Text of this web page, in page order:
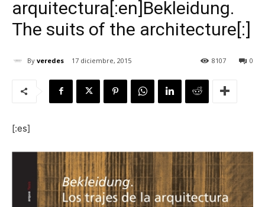
arquitectura[:en]Bekleidung.
The suits of the architecture[:]
By veredes 17 diciembre, 2015 0
8107
[:es]